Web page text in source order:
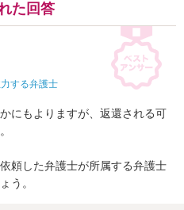
た回答
する弁護士
にもよりますが、返還される可
頼した弁護士が所属する弁護士
う。